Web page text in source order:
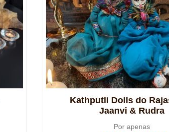
Kathputli Dolls do
Jaanvi & Rudra
Por apenas